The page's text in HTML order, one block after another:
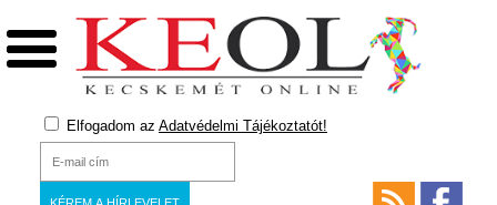
Elfogadom az Adatvédelmi Tájékoztatót!